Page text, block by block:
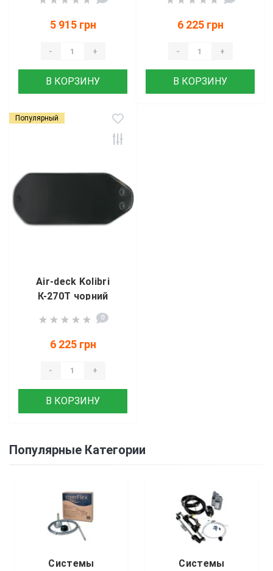
5 915 грн
- +
В КОРЗИНУ
6 225 грн
- +
В КОРЗИНУ
Популярный
Air-deck Kolibri
К-270Т чорний
0
6 225 грн
- +
В КОРЗИНУ
Популярные Категории
Системы
Системы